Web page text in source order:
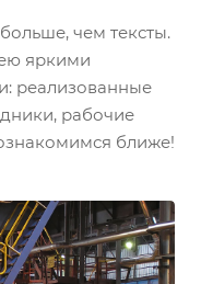
чем тексты.
яркими
реализованные
рабочие
ближе!